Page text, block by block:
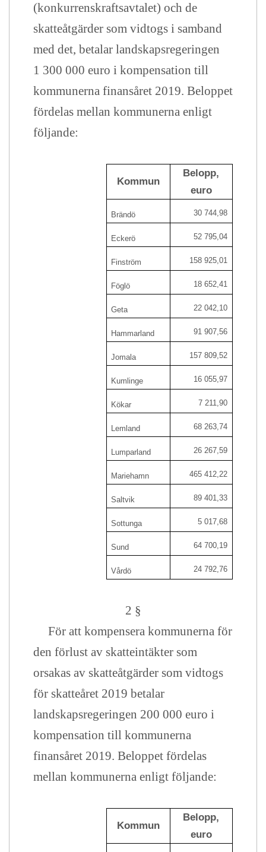
(konkurrenskraftsavtalet) och de
skatteåtgärder som vidtogs i samband
med det, betalar landskapsregeringen
1 300 000 euro i kompensation till
kommunerna finansåret 2019. Beloppet
fördelas mellan kommunerna enligt
följande:
Kommun
Belopp,
euro
Brändö 30 744,98
Eckerö 52 795,04
Finström 158 925,01
Föglö 18 652,41
Geta 22 042,10
Hammarland 91 907,56
Jomala 157 809,52
Kumlinge 16 055,97
Kökar 7 211,90
Lemland 68 263,74
Lumparland 26 267,59
Mariehamn 465 412,22
Saltvik 89 401,33
Sottunga 5 017,68
Sund 64 700,19
Vårdö 24 792,76
2 §
För att kompensera kommunerna för
den förlust av skatteintäkter som
orsakas av skatteåtgärder som vidtogs
för skatteåret 2019 betalar
landskapsregeringen 200 000 euro i
kompensation till kommunerna
finansåret 2019. Beloppet fördelas
mellan kommunerna enligt följande:
Kommun
Belopp,
euro